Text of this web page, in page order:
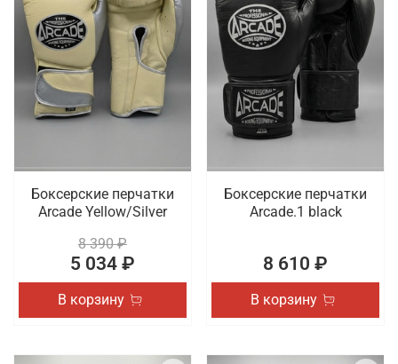
Боксерские перчатки
Arcade Yellow/Silver
8 390 ₽
5 034 ₽
В корзину
Боксерские перчатки
Arcade.1 black
8 610 ₽
В корзину